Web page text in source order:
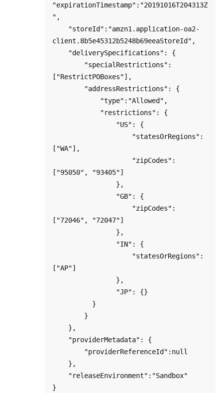
"expirationTimestamp":"20191016T204313Z
",
client.8b5e45312b5248b69eeaStoreId",
["RestrictPOBoxes"],
["WA"],
["95050", "93405"]
["72046", "72047"]
["AP"]